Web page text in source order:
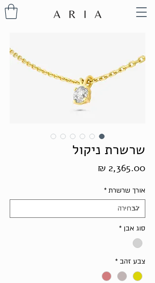
שרשרת ניקול
אורך שרשרת *
סוג אבן *
צבע זהב *